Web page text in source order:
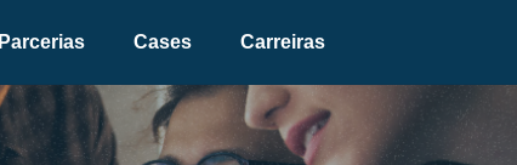
Parcerias Cases Carreiras